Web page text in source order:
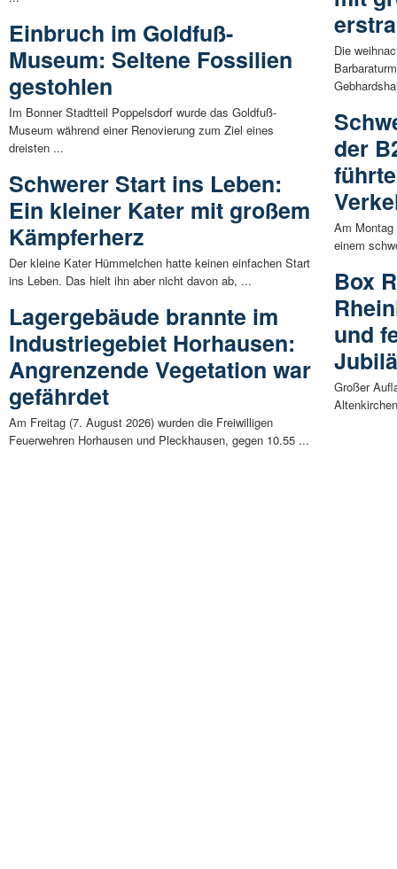
Einbruch im Goldfuß-
Museum: Seltene Fossilien
gestohlen
Im Bonner Stadtteil Poppelsdorf wurde das Goldfuß-
Museum während einer Renovierung zum Ziel eines
dreisten ...
Schwerer Start ins Leben:
Ein kleiner Kater mit großem
Kämpferherz
Der kleine Kater Hümmelchen hatte keinen einfachen Start
ins Leben. Das hielt ihn aber nicht davon ab, ...
Lagergebäude brannte im
Industriegebiet Horhausen:
Angrenzende Vegetation war
gefährdet
Am Freitag (7. August 2026) wurden die Freiwilligen
Feuerwehren Horhausen und Pleckhausen, gegen 10.55 ...
Die
der
Am
einem
Box
und
Großer